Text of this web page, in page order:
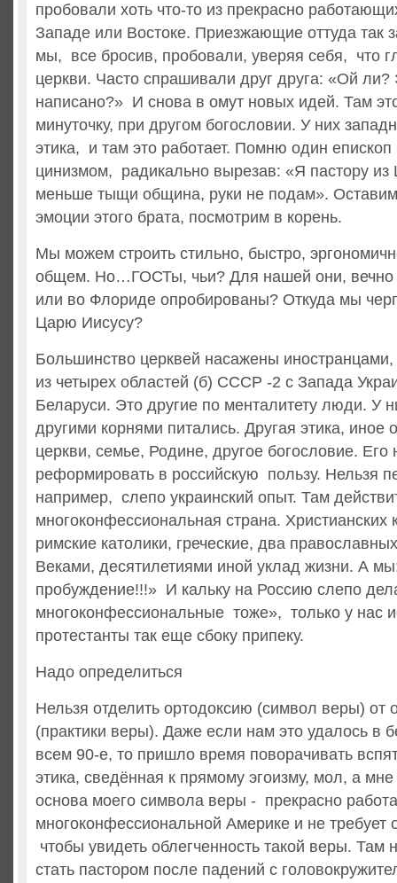
пробовали хоть что-то из прекрасно
Западе или Востоке. Приезжающие оттуда так
мы, все бросив, пробовали, уверяя себя, что
церкви. Часто спрашивали друг друга: «Ой ли?
написано?» И снова в омут новых идей. Там
минуточку, при другом богословии. У них
этика, и там это работает. Помню один епископ
цинизмом, радикально вырезав: «Я пастору из
меньше тыщи община, руки не подам». Оставим
эмоции этого брата, посмотрим в корень.
Мы можем строить стильно, быстро,
общем. Но…ГОСТы, чьи? Для нашей они, вечно
или во Флориде опробированы? Откуда мы
Царю Иисусу?
Большинство церквей насажены
из четырех областей (б) СССР -2 с Запада
Беларуси. Это другие по менталитету люди. У
другими корнями питались. Другая этика, иное
церкви, семье, Родине, другое богословие. Его
реформировать в российскую пользу. Нельзя
например, слепо украинский опыт. Там
многоконфессиональная страна. Христианских
римские католики, греческие, два
Веками, десятилетиями иной уклад жизни. А
пробуждение!!!» И кальку на Россию слепо
многоконфессиональные тоже», только у нас
протестанты так еще сбоку припеку.
Надо определиться
Нельзя отделить ортодоксию (символ веры) от
(практики веры). Даже если нам это удалось в
всем 90-е, то пришло время поворачивать
этика, сведённая к прямому эгоизму, мол, а
основа моего символа веры - прекрасно
многоконфессиональной Америке и не требует
чтобы увидеть облегченность такой веры. Там
стать пастором после падений с